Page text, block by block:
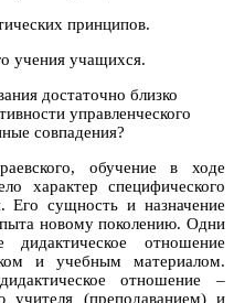
принципов.
учения учащихся.
достаточно близко
управленческого
совпадения?
обучение в ходе
характер специфического
Его сущность и назначение
новому поколению. Одни
отношение
и учебным материалом.
отношение –
учителя (преподаванием) и